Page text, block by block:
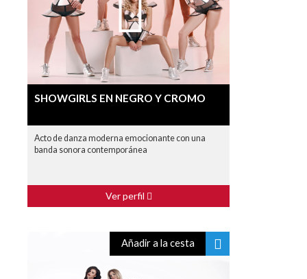
SHOWGIRLS EN NEGRO Y CROMO
Acto de danza moderna emocionante con una
banda sonora contemporánea
Ver perfil
Añadir a la cesta